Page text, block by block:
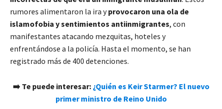
rumores alimentaron la ira yprovocaron una ola de
islamofobia y sentimientos antiinmigrantes, con
manifestantes atacando mezquitas, hoteles y
enfrentándose a la policía. Hasta el momento, se han
registrado más de 400 detenciones.
➡️ Te puede interesar: ¿Quién es Keir Starmer? El nuevo
primer ministro de Reino Unido